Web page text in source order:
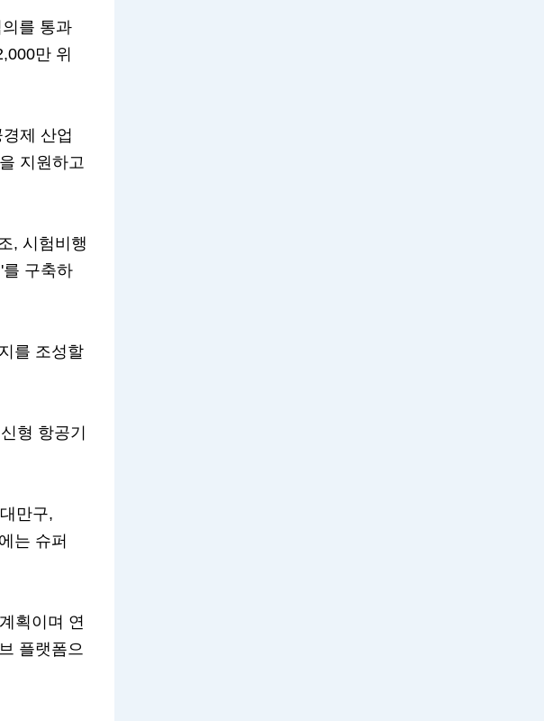
를 통과
만 위
제 산업
지원하고
, 시험비행
구축하
를 조성할
형 항공기
만구,
는 슈퍼
획이며 연
플랫폼으